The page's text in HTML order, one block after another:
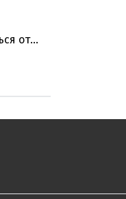
от